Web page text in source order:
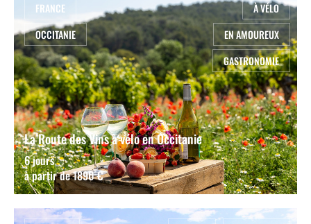
FRANCE
OCCITANIE
À VÉLO
EN AMOUREUX
GASTRONOMIE
La Route des Vins à vélo en Occitanie
6 jours
à partir de 1890 €